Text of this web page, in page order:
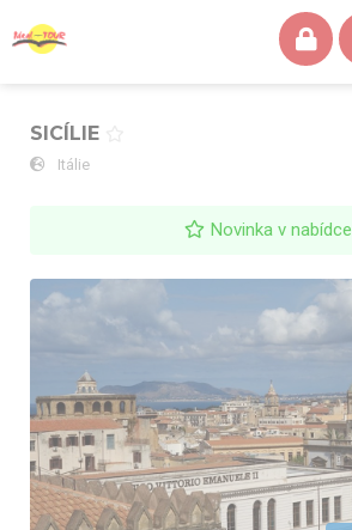
SICÍLIE
Itálie
Novinka v nabídce
SICÍLIE - Palermo